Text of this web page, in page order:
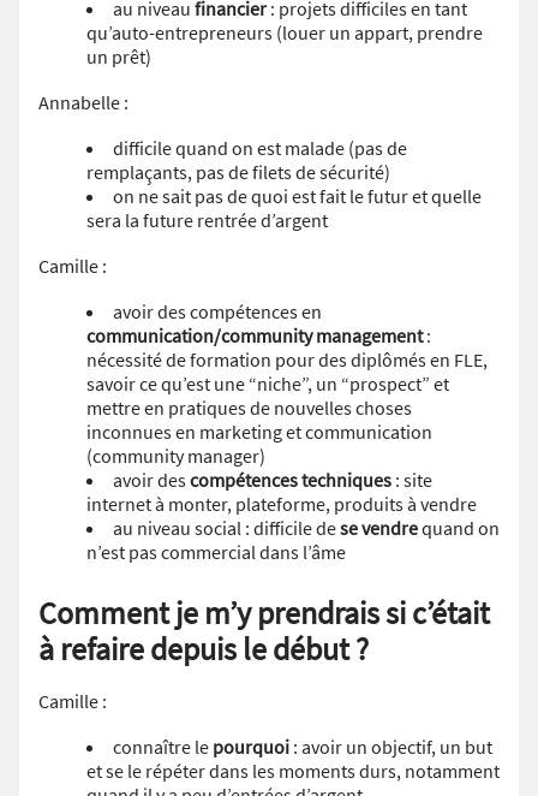
au niveau financier: projets difficiles en tant
qu’auto-entrepreneurs (louer un appart, prendre
un prêt)
Annabelle :
difficile quand on est malade (pas de
remplaçants, pas de filets de sécurité)
on ne sait pas de quoi est fait le futur et quelle
sera la future rentrée d’argent
Camille :
avoir des compétences en
communication/community management:
nécessité de formation pour des diplômés en FLE,
savoir ce qu’est une “niche”, un “prospect” et
mettre en pratiques de nouvelles choses
inconnues en marketing et communication
(community manager)
avoir descompétences techniques : site
internet à monter, plateforme, produits à vendre
au niveau social : difficile dese vendrequand on
n’est pas commercial dans l’âme
Comment je m’y prendrais si c’était
à refaire depuis le début ?
Camille :
connaître le pourquoi : avoir un objectif, un but
et se le répéter dans les moments durs, notamment